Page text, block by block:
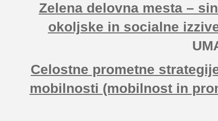
Zelena delovna mesta –
okoljske in socialne
Celostne prometne
mobilnosti (mobilnost in